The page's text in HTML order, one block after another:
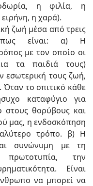
η φιλία, η
η χαρά).
ζωή μέσα από τρεις
όπως είναι: α) Η
με τον οποίο οι
τα παιδιά τους)
εσωτερική τους ζωή,
το σπιτικό κάθε
καταφύγιο για
στους θορύβους και
μας, η ενδοσκόπηση
τρόπο. β) Η
συνώνυμη με τη
πρωτοτυπία, την
Είναι
να μπορεί να